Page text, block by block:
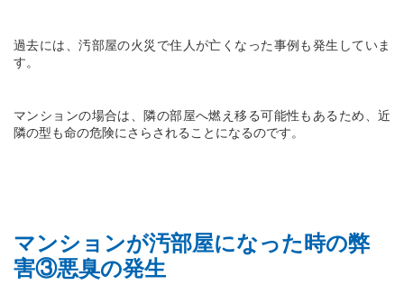
過去には、汚部屋の火災で住人が亡くなった事例も発生していま
す。
マンションの場合は、隣の部屋へ燃え移る可能性もあるため、近
隣の型も命の危険にさらされることになるのです。
マンションが汚部屋になった時の弊
害③悪臭の発生